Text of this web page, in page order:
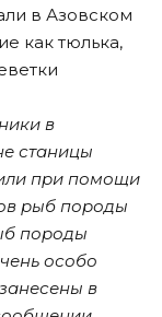
в Азовском
как тюлька,
в
станицы
при помощи
рыб породы
породы
особо
в